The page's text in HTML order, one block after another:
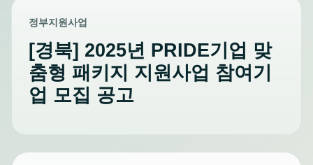
정부지원사업
[경북] 2025년 PRIDE기업 맞
춤형 패키지 지원사업 참여기
업 모집 공고